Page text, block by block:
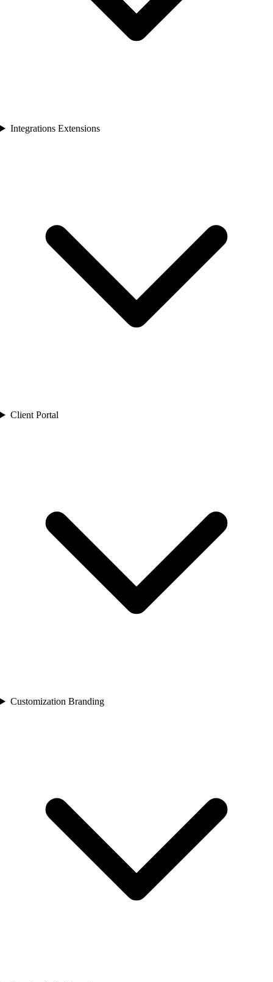
Integrations Extensions
Client Portal
Customization Branding